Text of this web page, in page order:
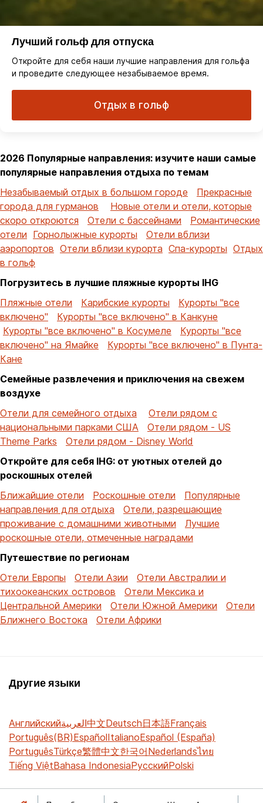
Лучший гольф для отпуска
Откройте для себя наши лучшие направления для гольфа
и проведите следующее незабываемое время.
Отдых в гольф
2026 Популярные направления: изучите наши самые
популярные направления отдыха по темам
Незабываемый отдых в большом городе
Прекрасные
города для гурманов
Новые отели и отели, которые
скоро откроются
Отели с бассейнами
Романтические
отели Горнолыжные курорты
Отели вблизи
аэропортов Отели вблизи курорта Спа-курорты Отдых
в гольф
Погрузитесь в лучшие пляжные курорты IHG
Пляжные отели
Карибские курорты
Курорты "все
включено"
Курорты "все включено" в Канкуне
Курорты "все включено" в Косумеле
Курорты "все
включено" на Ямайке
Курорты "все включено" в Пунта-
Кане
Семейные развлечения и приключения на свежем
воздухе
Отели для семейного отдыха
Отели рядом с
национальными парками США
Отели рядом - US
Theme Parks
Отели рядом - Disney World
Откройте для себя IHG: от уютных отелей до
роскошных отелей
Ближайшие отели
Роскошные отели
Популярные
направления для отдыха
Отели, разрешающие
проживание с домашними животными
Лучшие
роскошные отели, отмеченные наградами
Путешествие по регионам
Отели Европы
Отели Азии
Отели Австралии и
тихоокеанских островов
Отели Мексика и
Центральной Америки
Отели Южной Америки
Отели
Ближнего Востока
Отели Африки
Другие языки
Английскийالعربية中文Deutsch日本語Français
Português(BR)EspañolItalianoEspañol (España)
PortuguêsTürkçe繁體中文한국어Nederlandsไทย
Tiếng ViệtBahasa IndonesiaРусскийPolski